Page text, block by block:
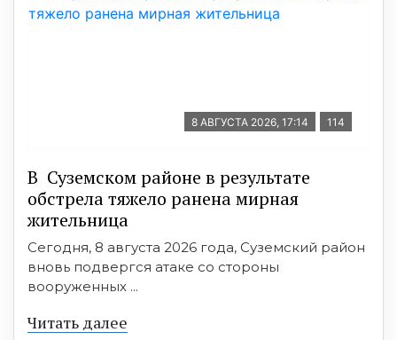
8 АВГУСТА 2026, 17:14 114
В Суземском районе в результате
обстрела тяжело ранена мирная
жительница
Сегодня, 8 августа 2026 года, Суземский район
вновь подвергся атаке со стороны
вооруженных ...
Читать далее